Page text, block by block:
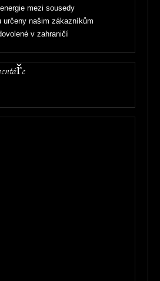
mezi sousedy
určeny našim zákazníkům
v zahraničí